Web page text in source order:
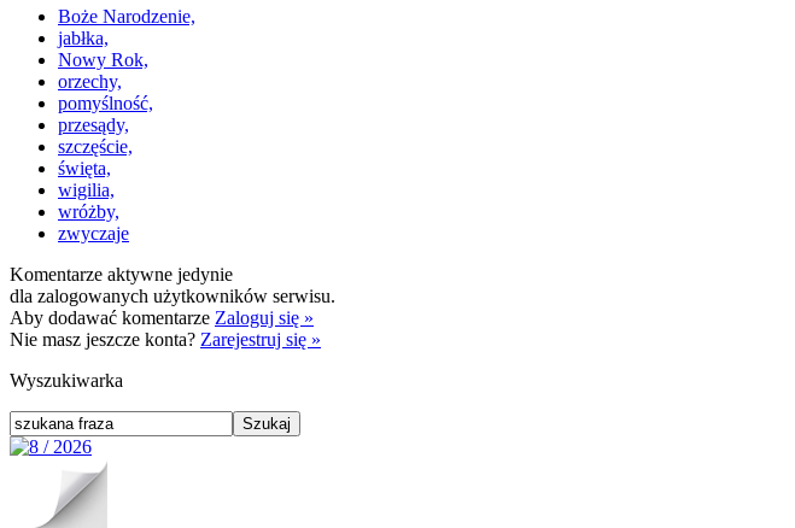
Boże Narodzenie,
jabłka,
Nowy Rok,
orzechy,
pomyślność,
przesądy,
szczęście,
święta,
wigilia,
wróżby,
zwyczaje
Komentarze aktywne jedynie
dla zalogowanych użytkowników serwisu.
Aby dodawać komentarze Zaloguj się »
Nie masz jeszcze konta? Zarejestruj się »
Wyszukiwarka